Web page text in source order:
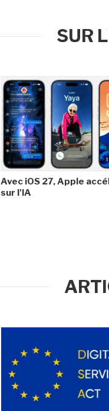
SUR
Avec iOS 27, Apple
sur l'IA